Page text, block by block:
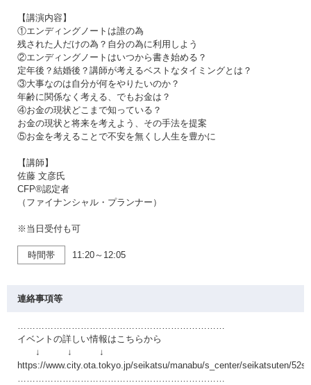
【講演内容】
①エンディングノートは誰の為
残された人だけの為？自分の為に利用しよう
②エンディングノートはいつから書き始める？
定年後？結婚後？講師が考えるベストなタイミングとは？
③大事なのは自分が何をやりたいのか？
年齢に関係なく考える、でもお金は？
④お金の現状どこまで知っている？
お金の現状と将来を考えよう、その手法を提案
⑤お金を考えることで不安を無くし人生を豊かに
【講師】
佐藤 文彦氏
CFP®認定者
（ファイナンシャル・プランナー）
※当日受付も可
時間帯 11:20～12:05
連絡事項等
……………………………………………………………
イベントの詳しい情報はこちらから
↓ ↓ ↓
https://www.city.ota.tokyo.jp/seikatsu/manabu/s_center/seikatsuten/
……………………………………………………………